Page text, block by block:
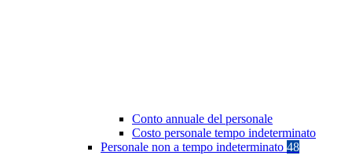
Conto annuale del personale
Costo personale tempo indeterminato
Personale non a tempo indeterminato 48